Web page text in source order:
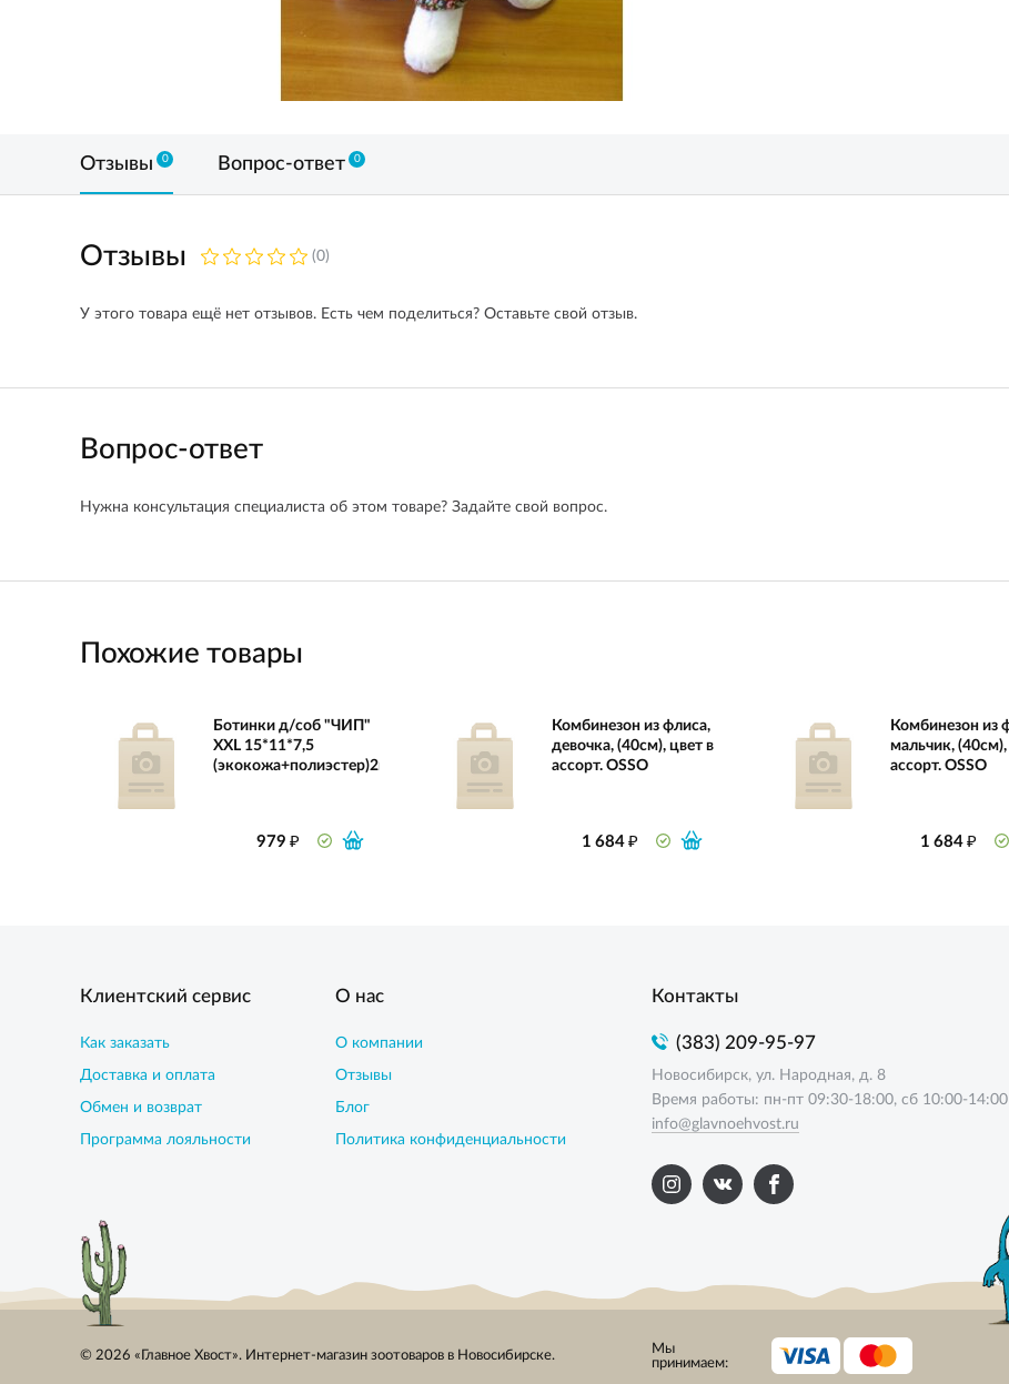
Отзывы 0 Вопрос-ответ 0
Отзывы (0)
У этого товара ещё нет отзывов. Есть чем поделиться? Оставьте свой отзыв.
Вопрос-ответ
Нужна консультация специалиста об этом товаре? Задайте свой вопрос.
Похожие товары
Ботинки д/соб "ЧИП"
XXL 15*11*7,5
(экокожа+полиэстер)2шт,черный
979₽
Комбинезон из флиса,
девочка, (40см), цвет в
ассорт. OSSO
1 684₽
Комбинезон из
мальчик, (40см),
ассорт. OSSO
1 684₽
Клиентский сервис
Как заказать
Доставка и оплата
Обмен и возврат
Программа лояльности
О нас
О компании
Отзывы
Блог
Политика конфиденциальности
Контакты
(383) 209-95-97
Новосибирск, ул. Народная, д. 8
Время работы: пн-пт 09:30-18:00, сб 10:00-14:00
info@glavnoehvost.ru
© 2026 «Главное Хвост». Интернет-магазин зоотоваров в Новосибирске.
Мы
принимаем: